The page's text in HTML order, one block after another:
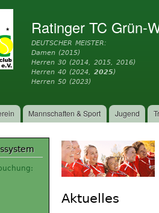
Ratinger TC Grün-
DEUTSCHER MEISTER:
Damen (2015)
Herren 30 (2014, 2015, 2016)
Herren 40 (2024,2025)
Herren 50 (2023)
Mannschaften & Sport Jugend
Aktuelles